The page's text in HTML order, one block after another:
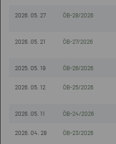
2026. 05. 27 ÖB-28/2026
2026. 05. 21 ÖB-27/2026
2025. 05. 19 ÖB-26/2026
2026. 05. 12 ÖB-25/2026
2026. 05. 11 ÖB-24/2026
2026. 04. 28 ÖB-23/2026